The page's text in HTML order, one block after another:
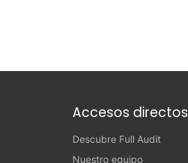
Accesos directos
Descubre Full Audit
Nuestro equipo